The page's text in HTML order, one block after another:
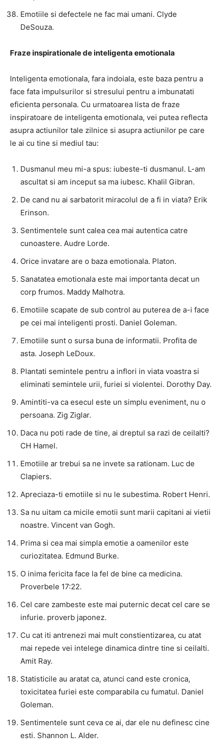
Emotiile si defectele ne fac mai umani. Clyde
DeSouza.
Fraze inspirationale de inteligenta emotionala
Inteligenta emotionala, fara indoiala, este baza pentru a
face fata impulsurilor si stresului pentru a imbunatati
eficienta personala. Cu urmatoarea lista de fraze
inspiratoare de inteligenta emotionala, vei putea reflecta
asupra actiunilor tale zilnice si asupra actiunilor pe care
le ai cu tine si mediul tau:
Dusmanul meu mi-a spus: iubeste-ti dusmanul. L-am
ascultat si am inceput sa ma iubesc. Khalil Gibran.
De cand nu ai sarbatorit miracolul de a fi in viata? Erik
Erinson.
Sentimentele sunt calea cea mai autentica catre
cunoastere. Audre Lorde.
Orice invatare are o baza emotionala. Platon.
Sanatatea emotionala este mai importanta decat un
corp frumos. Maddy Malhotra.
Emotiile scapate de sub control au puterea de a-i face
pe cei mai inteligenti prosti. Daniel Goleman.
Emotiile sunt o sursa buna de informatii. Profita de
asta. Joseph LeDoux.
Plantati semintele pentru a inflori in viata voastra si
eliminati semintele urii, furiei si violentei. Dorothy Day.
Amintiti-va ca esecul este un simplu eveniment, nu o
persoana. Zig Ziglar.
Daca nu poti rade de tine, ai dreptul sa razi de ceilalti?
CH Hamel.
Emotiile ar trebui sa ne invete sa rationam. Luc de
Clapiers.
Apreciaza-ti emotiile si nu le subestima. Robert Henri.
Sa nu uitam ca micile emotii sunt marii capitani ai vietii
noastre. Vincent van Gogh.
Prima si cea mai simpla emotie a oamenilor este
curiozitatea. Edmund Burke.
O inima fericita face la fel de bine ca medicina.
Proverbele 17:22.
Cel care zambeste este mai puternic decat cel care se
infurie. proverb japonez.
Cu cat iti antrenezi mai mult constientizarea, cu atat
mai repede vei intelege dinamica dintre tine si ceilalti.
Amit Ray.
Statisticile au aratat ca, atunci cand este cronica,
toxicitatea furiei este comparabila cu fumatul. Daniel
Goleman.
Sentimentele sunt ceva ce ai, dar ele nu definesc cine
esti. Shannon L. Alder.